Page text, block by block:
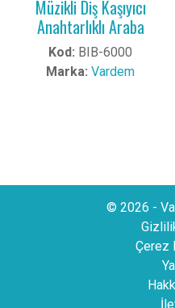
Müzikli Diş Kaşıyıcı
Anahtarlıklı Araba
Kod: BIB-6000
Marka: Vardem
© 2026 -
Çerez